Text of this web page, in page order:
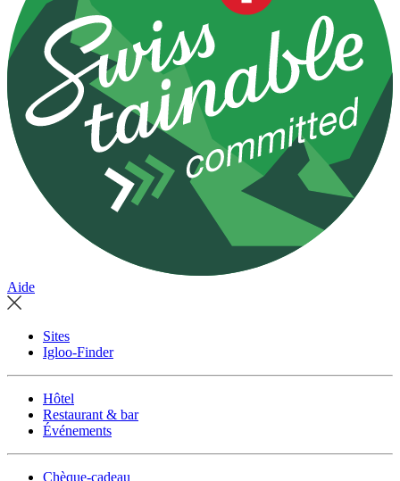
Aide
Sites
Igloo-Finder
Hôtel
Restaurant & bar
Événements
Chèque-cadeau